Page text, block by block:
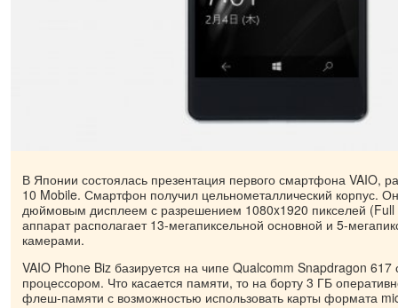
В Японии состоялась презентация первого смартфона VAIO,
10 Mobile. Смартфон получил цельнометаллический корпус.
дюймовым дисплеем с разрешением 1080x1920 пикселей (Full
аппарат располагает 13-мегапиксельной основной и 5-
камерами.
VAIO Phone Biz базируется на чипе Qualcomm Snapdragon
процессором. Что касается памяти, то на борту 3 ГБ
флеш-памяти с возможностью использовать карты формата